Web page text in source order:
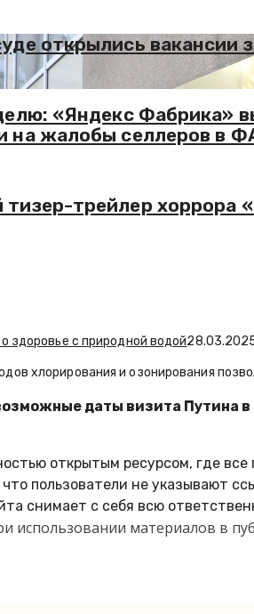
открылись вакансии
«Яндекс Фабрика»
на жалобы селлеров в
трейлер хоррора
здоровье с природной водой
хлорирования и озонирования
даты визита Путина в
открытым ресурсом, где
пользователи не указывают
снимает с себя всю
использовании материалов в